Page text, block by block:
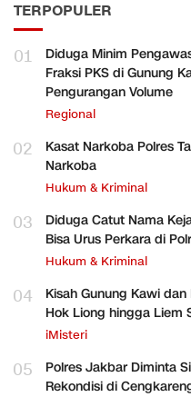
TERPOPULER
01
Diduga Minim
Fraksi PKS di Gunung
Pengurangan Volume
Regional
02
Kasat Narkoba Polres
Narkoba
Hukum & Kriminal
03
Diduga Catut Nama
Bisa Urus Perkara di
Hukum & Kriminal
04
Kisah Gunung Kawi
Hok Liong hingga Liem
iMisteri
05
Polres Jakbar Diminta
Rekondisi di